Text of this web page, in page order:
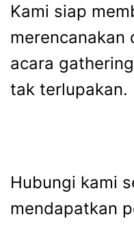
Kami siap
merencanakan
acara
tak terlupakan.
Hubungi kami
mendapatkan